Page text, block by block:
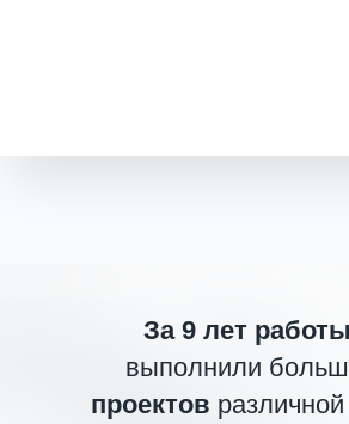
За 9 лет работы
выполнили
проектов